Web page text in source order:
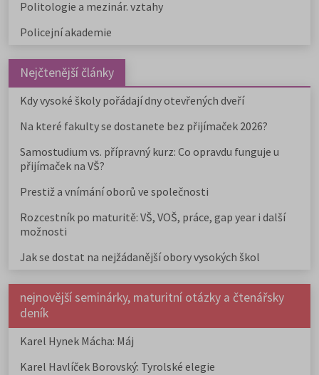
Politologie a mezinár. vztahy
Policejní akademie
Nejčtenější články
Kdy vysoké školy pořádají dny otevřených dveří
Na které fakulty se dostanete bez přijímaček 2026?
Samostudium vs. přípravný kurz: Co opravdu funguje u
přijímaček na VŠ?
Prestiž a vnímání oborů ve společnosti
Rozcestník po maturitě: VŠ, VOŠ, práce, gap year i další
možnosti
Jak se dostat na nejžádanější obory vysokých škol
nejnovější seminárky, maturitní otázky a čtenářsky
deník
Karel Hynek Mácha: Máj
Karel Havlíček Borovský: Tyrolské elegie